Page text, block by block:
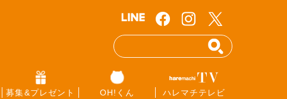
募集&プレゼント OH!くん ハレマチテレビ